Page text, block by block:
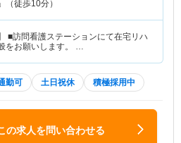
（徒歩10分）
■訪問看護ステーションにて在宅リハ
をお願いします。 …
勤可 土日祝休 積極採用中
の求人を問い合わせる